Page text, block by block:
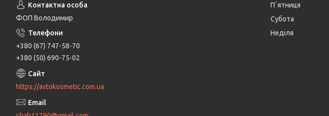
ФОП Володимир
+380 (67) 747-58-70
+380 (50) 690-75-02
https://avtokosmetic.com.ua
Пʼятниця
Субота
Неділя